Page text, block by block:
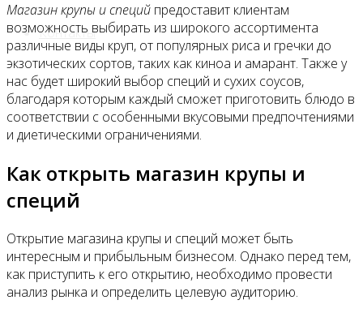
Контакты
Магазин крупы и специй предоставит клиентам
возможность выбирать из широкого ассортимента
различные виды круп, от популярных риса и гречки до
экзотических сортов, таких как киноа и амарант. Также у
нас будет широкий выбор специй и сухих соусов,
благодаря которым каждый сможет приготовить блюдо в
соответствии с особенными вкусовыми предпочтениями
и диетическими ограничениями.
Как открыть магазин крупы и
специй
Открытие магазина крупы и специй может быть
интересным и прибыльным бизнесом. Однако перед тем,
как приступить к его открытию, необходимо провести
анализ рынка и определить целевую аудиторию.